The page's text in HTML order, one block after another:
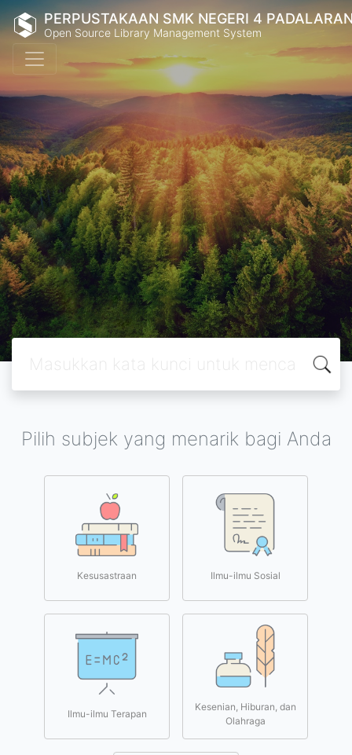
PERPUSTAKAAN SMK NEGERI 4
Open Source Library Management System
Pilih subjek yang menarik bagi Anda
Kesusastraan Ilmu-ilmu Sosial
Ilmu-ilmu Terapan
Kesenian, Hiburan, dan
Olahraga